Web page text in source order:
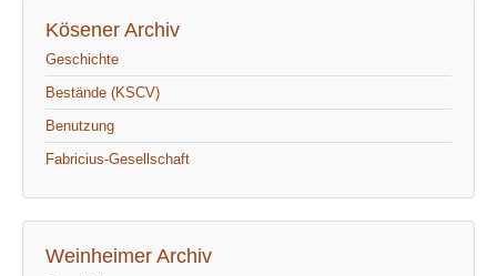
Kösener Archiv
Geschichte
Bestände (KSCV)
Benutzung
Fabricius-Gesellschaft
Weinheimer Archiv